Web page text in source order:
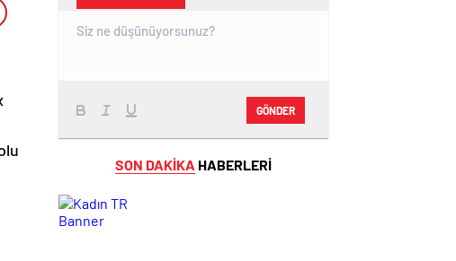
GÖNDER
SON DAKİKA HABERLERİ